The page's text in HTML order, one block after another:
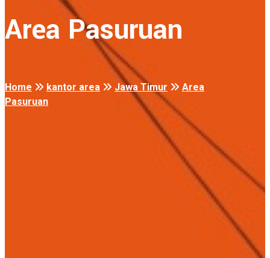
Area Pasuruan
Home kantor area Jawa Timur
Area
Pasuruan